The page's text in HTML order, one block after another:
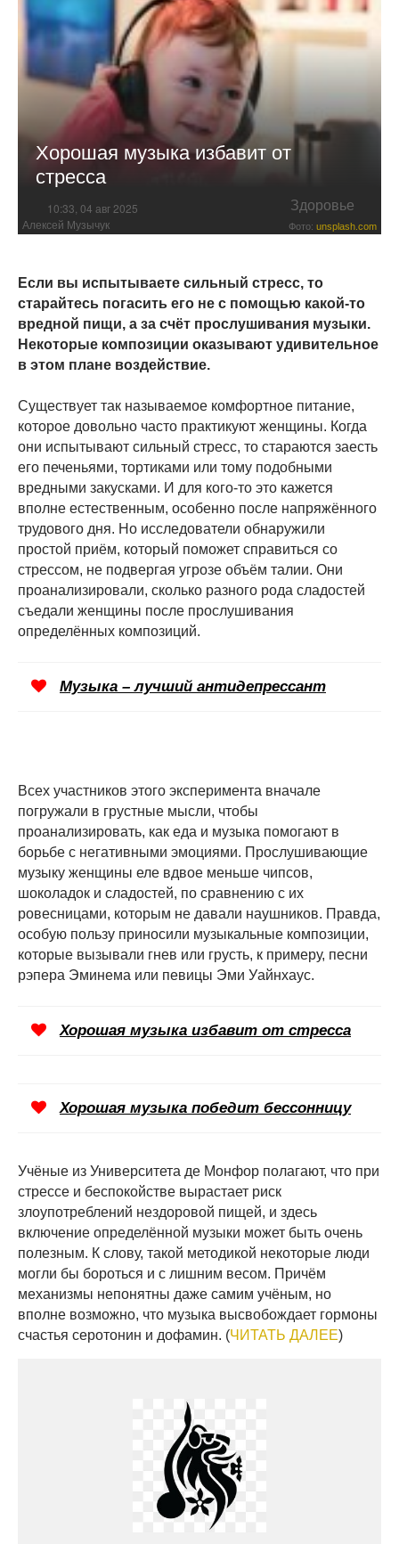
Хорошая музыка избавит от
стресса
10:33, 04 авг 2025 Здоровье
Алексей Музычук Фото: unsplash.com
Если вы испытываете сильный стресс, то
старайтесь погасить его не с помощью какой-то
вредной пищи, а за счёт прослушивания музыки.
Некоторые композиции оказывают удивительное
в этом плане воздействие.
Существует так называемое комфортное питание,
которое довольно часто практикуют женщины. Когда
они испытывают сильный стресс, то стараются заесть
его печеньями, тортиками или тому подобными
вредными закусками. И для кого-то это кажется
вполне естественным, особенно после напряжённого
трудового дня. Но исследователи обнаружили
простой приём, который поможет справиться со
стрессом, не подвергая угрозе объём талии. Они
проанализировали, сколько разного рода сладостей
съедали женщины после прослушивания
определённых композиций.
Музыка – лучший антидепрессант
Всех участников этого эксперимента вначале
погружали в грустные мысли, чтобы
проанализировать, как еда и музыка помогают в
борьбе с негативными эмоциями. Прослушивающие
музыку женщины еле вдвое меньше чипсов,
шоколадок и сладостей, по сравнению с их
ровесницами, которым не давали наушников. Правда,
особую пользу приносили музыкальные композиции,
которые вызывали гнев или грусть, к примеру, песни
рэпера Эминема или певицы Эми Уайнхаус.
Хорошая музыка избавит от стресса
Хорошая музыка победит бессонницу
Учёные из Университета де Монфор полагают, что при
стрессе и беспокойстве вырастает риск
злоупотреблений нездоровой пищей, и здесь
включение определённой музыки может быть очень
полезным. К слову, такой методикой некоторые люди
могли бы бороться и с лишним весом. Причём
механизмы непонятны даже самим учёным, но
вполне возможно, что музыка высвобождает гормоны
счастья серотонин и дофамин. (ЧИТАТЬ ДАЛЕЕ)